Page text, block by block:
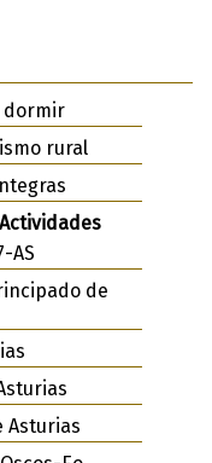
rural
AS
de
Asturias